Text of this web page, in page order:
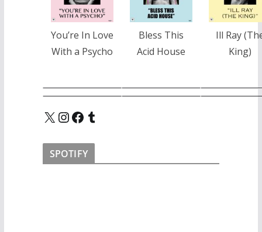
You’re In Love
With a Psycho
Bless This
Acid House
Ill Ray
King)
X InstagramFacebook Tumblr
SPOTIFY